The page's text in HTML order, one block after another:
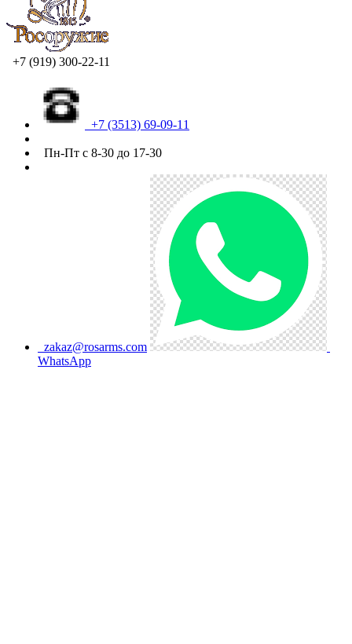
+7 (919) 300-22-11
+7 (3513) 69-09-11
Пн-Пт с 8-30 до 17-30
zakaz@rosarms.com
WhatsApp